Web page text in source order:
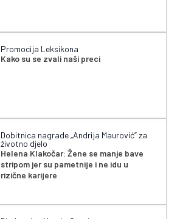
Promocija Leksikona
Kako su se zvali naši preci
Dobitnica nagrade „Andrija Maurović” za
životno djelo
Helena Klakočar: Žene se manje bave
stripom jer su pametnije i ne idu u
rizične karijere